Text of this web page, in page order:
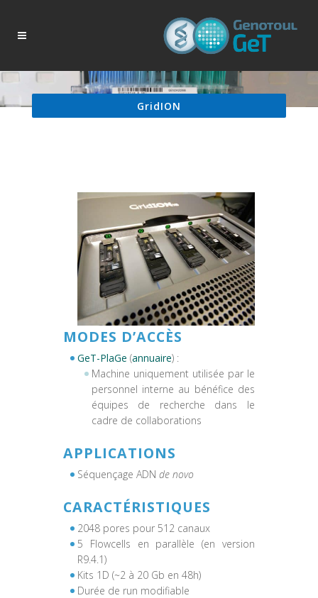
GridION
MODES D’ACCÈS
GeT-PlaGe (annuaire) :
Machine uniquement utilisée par le
personnel interne au bénéfice des
équipes de recherche dans le
cadre de collaborations
APPLICATIONS
Séquençage ADN de novo
CARACTÉRISTIQUES
2048 pores pour 512 canaux
5 Flowcells en parallèle (en version
R9.4.1)
Kits 1D (~2 à 20 Gb en 48h)
Durée de run modifiable